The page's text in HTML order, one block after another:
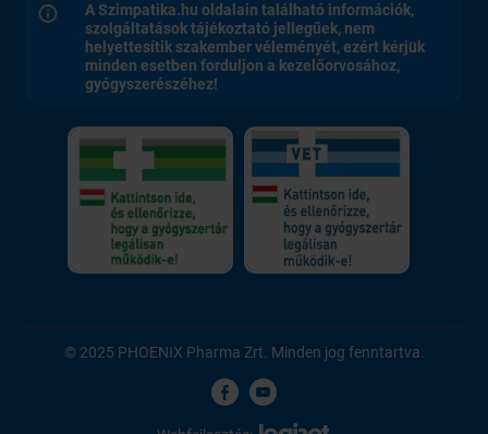
A Szimpatika.hu oldalain található információk,
szolgáltatások tájékoztató jellegűek, nem
helyettesítik szakember véleményét, ezért kérjük
minden esetben forduljon a kezelőorvosához,
gyógyszerészéhez!
© 2025 PHOENIX Pharma Zrt. Minden jog fenntartva.